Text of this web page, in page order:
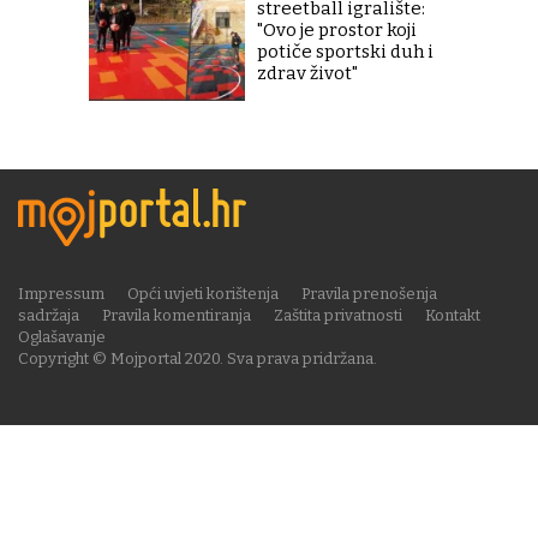
streetball igralište:
"Ovo je prostor koji
potiče sportski duh i
zdrav život"
Copyright © Mojportal 2020. Sva prava pridržana.
Impressum Opći uvjeti korištenja
Pravila prenošenja
sadržaja
Pravila komentiranja Zaštita privatnosti
Kontakt
Oglašavanje